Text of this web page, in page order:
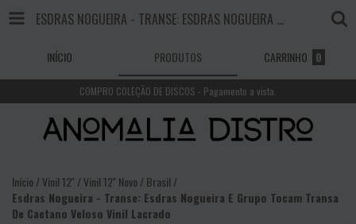
ESDRAS NOGUEIRA - TRANSE: ESDRAS NOGUEIRA E GRUPO TOCAM TRANSA DE CAETANO VELOSO VINIL LACRADO
INÍCIO PRODUTOS CARRINHO 0
COMPRO COLEÇÃO DE DISCOS - Pagamento a vista.
Início /Vinil 12'' /Vinil 12'' Novo /Brasil /
Esdras Nogueira - Transe: Esdras Nogueira E Grupo Tocam Transa
De Caetano Veloso Vinil Lacrado